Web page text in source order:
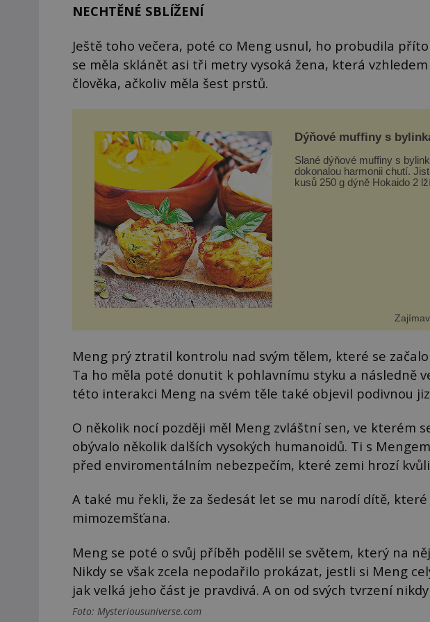
NECHTĚNÉ SBLÍŽENÍ
Ještě toho večera, poté co Meng usnul, ho probudila
se měla sklánět asi tři metry vysoká žena, která
člověka, ačkoliv měla šest prstů.
Dýňové muffiny s
Slané dýňové muffiny s
dokonalou harmonii chutí. Jistě si je
kusů 250 g dýně Hokaido 2
Meng prý ztratil kontrolu nad svým tělem, které se
Ta ho měla poté donutit k pohlavnímu styku a následně
této interakci Meng na svém těle také objevil podivnou
O několik nocí později měl Meng zvláštní sen, ve kterém
obývalo několik dalších vysokých humanoidů. Ti s
před enviromentálním nebezpečím, které zemi hrozí
A také mu řekli, že za šedesát let se mu narodí dítě,
mimozemšťana.
Meng se poté o svůj příběh podělil se světem, který na
Nikdy se však zcela nepodařilo prokázat, jestli si Meng
jak velká jeho část je pravdivá. A on od svých tvrzení
Foto: Mysteriousuniverse.com